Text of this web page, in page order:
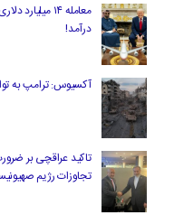
معامله ۱۴
درآمد!
آکسیوس: ترامپ به توافق
تاکید عراقچی بر
تجاوزات رژیم